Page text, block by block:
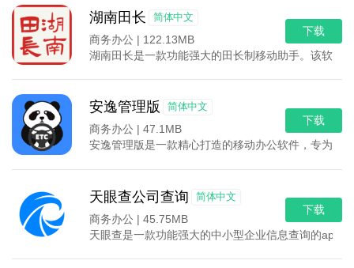
湖南田长 简体中文
商务办公 | 122.13MB
湖南田长是一款功能强大的田长制移动助手。该软件
下载
安逸管理版 简体中文
商务办公 | 47.1MB
安逸管理版是一款精心打造的移动办公软件，专为渠
下载
天眼查公司查询 简体中文
商务办公 | 45.75MB
天眼查是一款功能强大的中小型企业信息查询的app
下载